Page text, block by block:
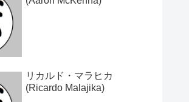
リカルド・マラヒカ
(Ricardo Malajika)